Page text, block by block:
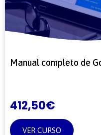
Manual completo de
412,50€
VER CURSO